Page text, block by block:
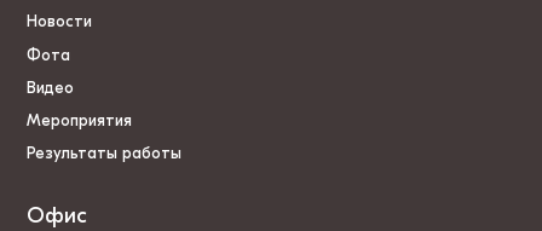
Новости
Фота
Видео
Мероприятия
Результаты работы
Офис